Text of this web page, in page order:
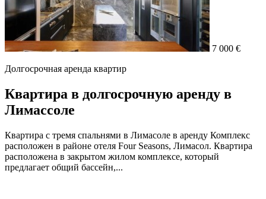
7 000 €
Долгосрочная аренда квартир
Квартира в долгосрочную аренду в
Лимассоле
Квартира с тремя спальнями в Лимасоле в аренду Комплекс
расположен в районе отеля Four Seasons, Лимасол. Квартира
расположена в закрытом жилом комплексе, который
предлагает общий бассейн,...